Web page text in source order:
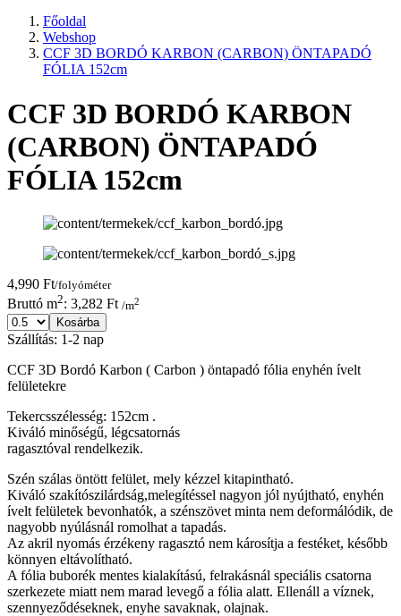
Főoldal
Webshop
CCF 3D BORDÓ KARBON (CARBON) ÖNTAPADÓ
FÓLIA 152cm
CCF 3D BORDÓ KARBON
(CARBON) ÖNTAPADÓ
FÓLIA 152cm
4,990 Ft/folyóméter
Bruttó m2: 3,282 Ft /m2
Kosárba
Szállítás: 1-2 nap
CCF 3D Bordó Karbon ( Carbon ) öntapadó fólia enyhén ívelt
felületekre
Tekercsszélesség: 152cm .
Kiváló minőségű, légcsatornás
ragasztóval rendelkezik.
Szén szálas öntött felület, mely kézzel kitapintható.
Kiváló szakítószilárdság,melegítéssel nagyon jól nyújtható, enyhén
ívelt felületek bevonhatók, a szénszövet minta nem deformálódik, de
nagyobb nyúlásnál romolhat a tapadás.
Az akril nyomás érzékeny ragasztó nem károsítja a festéket, később
könnyen eltávolítható.
A fólia buborék mentes kialakítású, felrakásnál speciális csatorna
szerkezete miatt nem marad levegő a fólia alatt. Ellenáll a víznek,
szennyeződéseknek, enyhe savaknak, olajnak.